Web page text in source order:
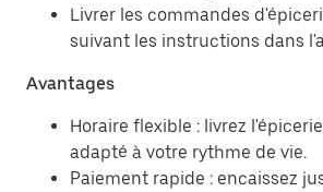
Livrer les commandes
suivant les instructions dans
Avantages
Horaire flexible : livrez
adapté à votre rythme de vie.
Paiement rapide : encaissez